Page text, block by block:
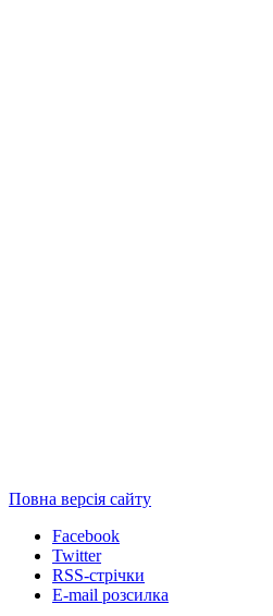
Повна версія сайту
Facebook
Twitter
RSS-стрічки
E-mail розсилка